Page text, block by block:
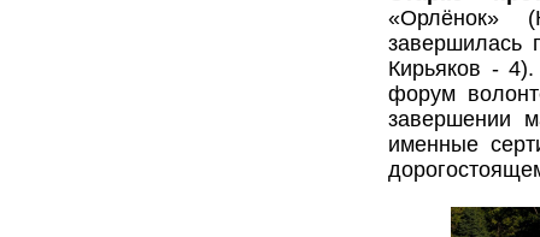
«Орлёнок»
завершилась
Кирьяков -
форум
завершении
именные